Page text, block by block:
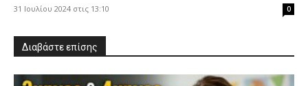
31 Ιουλίου 2024 στις 13:10 0
Διαβάστε επίσης